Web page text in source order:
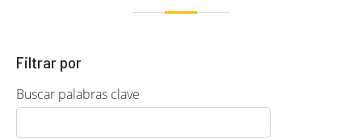
Filtrar por
Buscar palabras clave